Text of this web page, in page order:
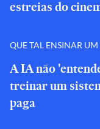
estreias do
QUE TAL ENSINAR
A IA não
treinar um
paga